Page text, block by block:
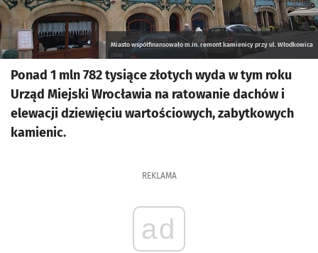
Miasto współfinansowało m.in. remont kamienicy przy ul. Włodkowica
Ponad 1 mln 782 tysiące złotych wyda w tym roku
Urząd Miejski Wrocławia na ratowanie dachów i
elewacji dziewięciu wartościowych, zabytkowych
kamienic.
REKLAMA
ad